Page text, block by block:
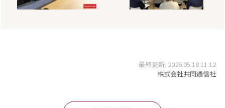
最終更新: 2026.05.18 11:12
株式会社共同通信社